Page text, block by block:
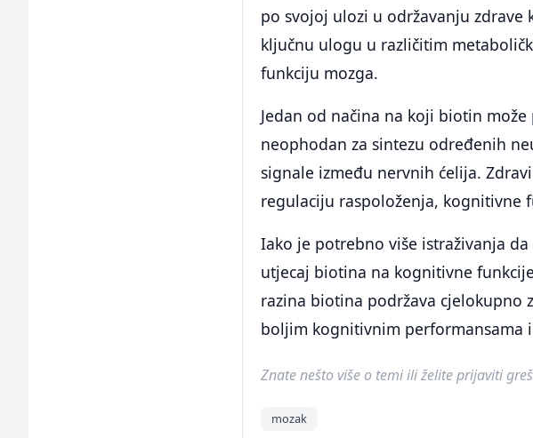
po svojoj ulozi u održavanju
ključnu ulogu u različitim
funkciju mozga.
Jedan od načina na koji biotin
neophodan za sintezu određenih
signale između nervnih ćelija.
regulaciju raspoloženja, kognitivne
Iako je potrebno više istraživanja
utjecaj biotina na kognitivne
razina biotina podržava cjelokupno
boljim kognitivnim performansama
Znate nešto više o temi ili želite prijaviti
mozak